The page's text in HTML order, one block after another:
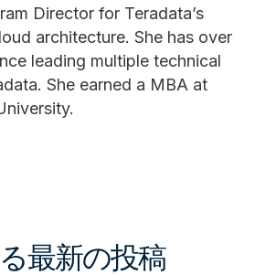
Director for Teradata’s
architecture. She has over
leading multiple technical
She earned a MBA at
最新の投稿